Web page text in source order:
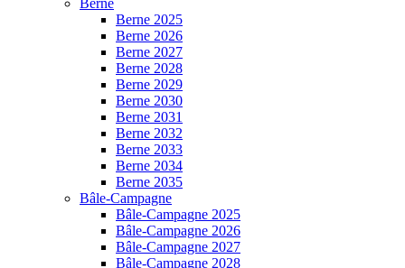
Berne 2025
Berne 2026
Berne 2027
Berne 2028
Berne 2029
Berne 2030
Berne 2031
Berne 2032
Berne 2033
Berne 2034
Berne 2035
Bâle-Campagne
Bâle-Campagne 2025
Bâle-Campagne 2026
Bâle-Campagne 2027
Bâle-Campagne 2028